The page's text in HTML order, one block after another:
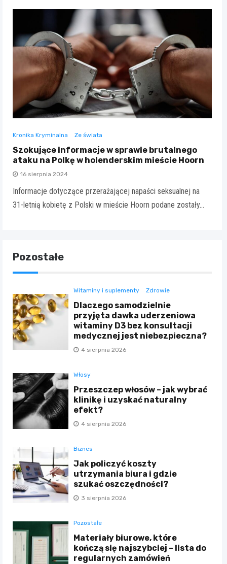
Kronika Kryminalna Ze świata
Szokujące informacje w sprawie brutalnego
ataku na Polkę w holenderskim mieście Hoorn
16 sierpnia 2024
Informacje dotyczące przerażającej napaści seksualnej na
31-letnią kobietę z Polski w mieście Hoorn podane zostały…
Pozostałe
Witaminy i suplementy Zdrowie
Dlaczego samodzielnie
przyjęta dawka uderzeniowa
witaminy D3 bez konsultacji
medycznej jest niebezpieczna?
4 sierpnia 2026
Włosy
Przeszczep włosów – jak wybrać
klinikę i uzyskać naturalny
efekt?
4 sierpnia 2026
Biznes
Jak policzyć koszty
utrzymania biura i gdzie
szukać oszczędności?
3 sierpnia 2026
Pozostałe
Materiały biurowe, które
kończą się najszybciej – lista do
regularnych zamówień